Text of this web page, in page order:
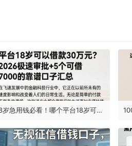
18岁急用钱必看！哪个平台18岁可以借款30万元？2026极速审批+5个可借7000的靠谱口子汇总